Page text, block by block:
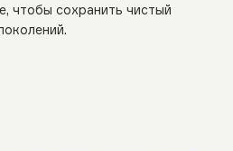
чтобы сохранить чистый